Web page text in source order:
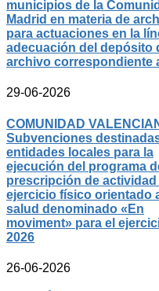
municipios de la
Madrid en materia de
para actuaciones en la
adecuación del depósito
archivo correspondiente
29-06-2026
COMUNIDAD
Subvenciones
entidades locales para la
ejecución del programa
prescripción de actividad
ejercicio físico orientado
salud denominado «En
moviment» para el
2026
26-06-2026